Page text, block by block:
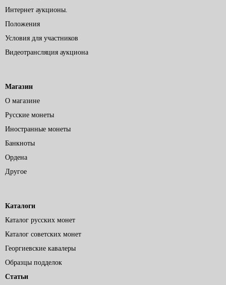
Интернет аукционы.
Положения
Условия для участников
Видеотрансляция аукциона
Магазин
О магазине
Русские монеты
Иностранные монеты
Банкноты
Ордена
Другое
Каталоги
Каталог русских монет
Каталог советских монет
Георгиевские кавалеры
Образцы подделок
Статьи